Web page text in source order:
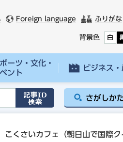
Foreign language ふりがな
背景色 白
ーツ・文化・
ント
ビジネス
さがしか
こくさいカフェ（朝日山で国際